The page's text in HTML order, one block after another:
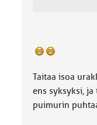
Taitaa isoa
ens syksyksi,
puimurin